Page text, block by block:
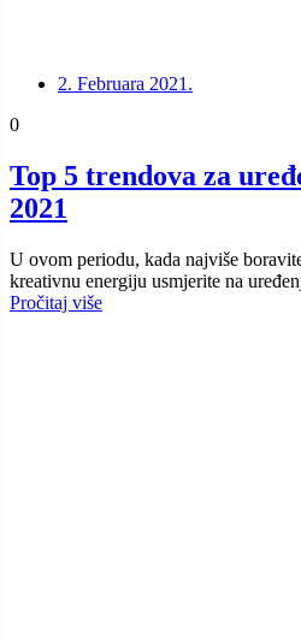
2. Februara 2021.
0
Top 5 trendova za
2021
U ovom periodu, kada najviše
kreativnu energiju usmjerite na
Pročitaj više